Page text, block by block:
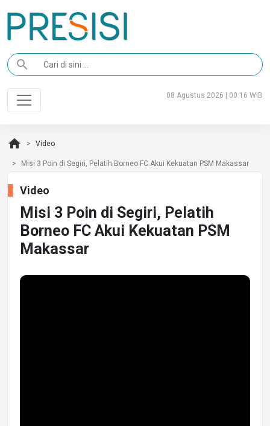
search
08 Agustus 2026 | 00:16 WIB
home Video
Misi 3 Poin di Segiri, Pelatih Borneo FC Akui Kekuatan PSM Makassar
Video
Misi 3 Poin di Segiri, Pelatih
Borneo FC Akui Kekuatan PSM
Makassar